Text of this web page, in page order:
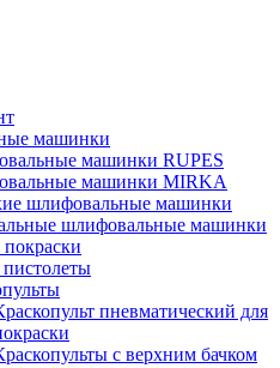
машинки
машинки RUPES
машинки MIRKA
шлифовальные машинки
шлифовальные машинки
пневматический для
с верхним бачком